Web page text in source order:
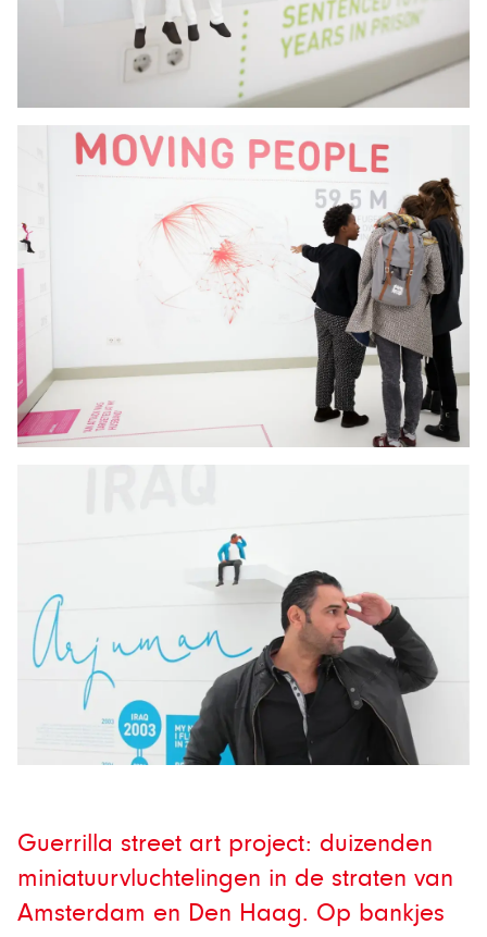
Guerrilla street art project: duizenden
miniatuurvluchtelingen in de straten van
Amsterdam en Den Haag. Op bankjes